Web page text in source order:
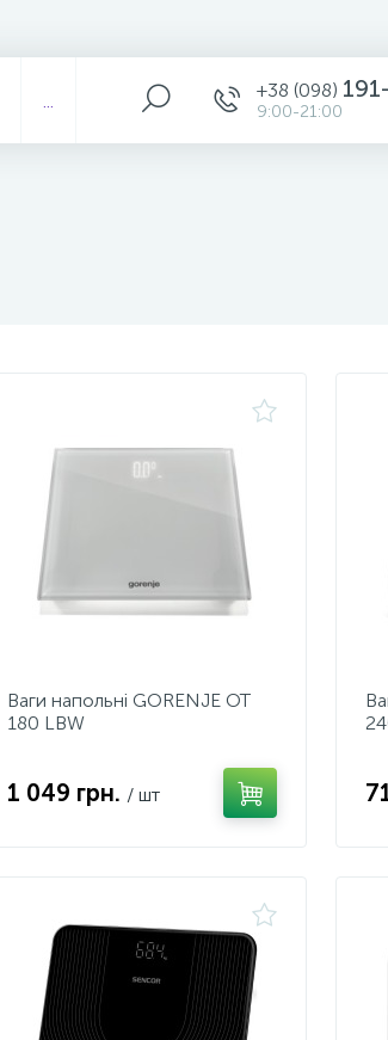
+38 (098)
9:00-21:00
Ваги напольні GORENJE OT
180 LBW
1 049 грн. / шт